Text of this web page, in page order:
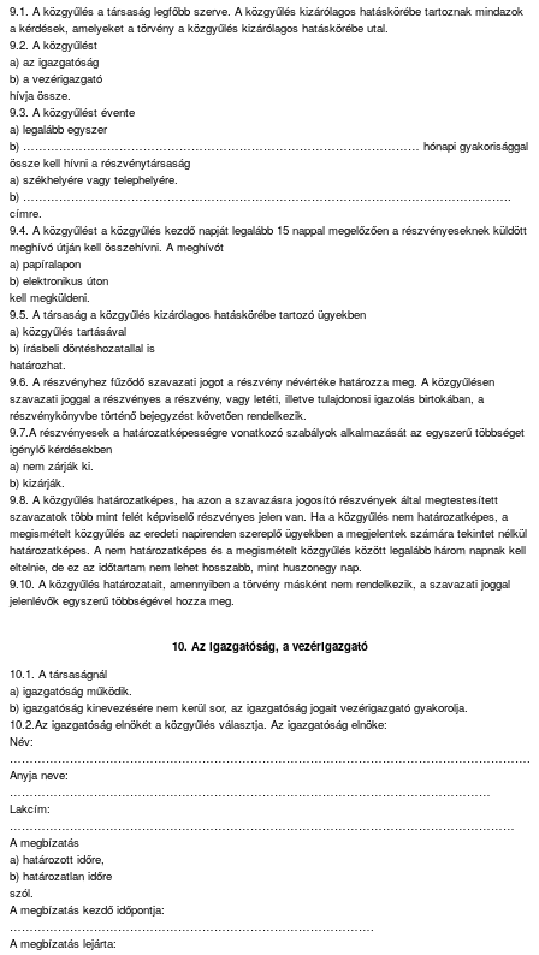
9.1. A közgyűlés a társaság legfőbb szerve. A közgyűlés kizárólagos hatáskörébe tartoznak mindazok
a kérdések, amelyeket a törvény a közgyűlés kizárólagos hatáskörébe utal.
9.2. A közgyűlést
a) az igazgatóság
b) a vezérigazgató
hívja össze.
9.3. A közgyűlést évente
a) legalább egyszer
b) ……………………………………………………………………………………… hónapi gyakorisággal
össze kell hívni a részvénytársaság
a) székhelyére vagy telephelyére.
b) …………………………………………………………………………………………………………..
címre.
9.4. A közgyűlést a közgyűlés kezdő napját legalább 15 nappal megelőzően a részvényeseknek küldött
meghívó útján kell összehívni. A meghívót
a) papíralapon
b) elektronikus úton
kell megküldeni.
9.5. A társaság a közgyűlés kizárólagos hatáskörébe tartozó ügyekben
a) közgyűlés tartásával
b) írásbeli döntéshozatallal is
határozhat.
9.6. A részvényhez fűződő szavazati jogot a részvény névértéke határozza meg. A közgyűlésen
szavazati joggal a részvényes a részvény, vagy letéti, illetve tulajdonosi igazolás birtokában, a
részvénykönyvbe történő bejegyzést követően rendelkezik.
9.7.A részvényesek a határozatképességre vonatkozó szabályok alkalmazását az egyszerű többséget
igénylő kérdésekben
a) nem zárják ki.
b) kizárják.
9.8. A közgyűlés határozatképes, ha azon a szavazásra jogosító részvények által megtestesített
szavazatok több mint felét képviselő részvényes jelen van. Ha a közgyűlés nem határozatképes, a
megismételt közgyűlés az eredeti napirenden szereplő ügyekben a megjelentek számára tekintet nélkül
határozatképes. A nem határozatképes és a megismételt közgyűlés között legalább három napnak kell
eltelnie, de ez az időtartam nem lehet hosszabb, mint huszonegy nap.
9.10. A közgyűlés határozatait, amennyiben a törvény másként nem rendelkezik, a szavazati joggal
jelenlévők egyszerű többségével hozza meg.
10. Az igazgatóság, a vezérigazgató
10.1. A társaságnál
a) igazgatóság működik.
b) igazgatóság kinevezésére nem kerül sor, az igazgatóság jogait vezérigazgató gyakorolja.
10.2.Az igazgatóság elnökét a közgyűlés választja. Az igazgatóság elnöke:
Név:
………………………………………………………………………………………………………………….
Anyja neve:
…………………………………………………………………………………………………………
Lakcím:
………………………………………………………………………………………………………………
A megbízatás
a) határozott időre,
b) határozatlan időre
szól.
A megbízatás kezdő időpontja:
……………………………………………………………………………….
A megbízatás lejárta: